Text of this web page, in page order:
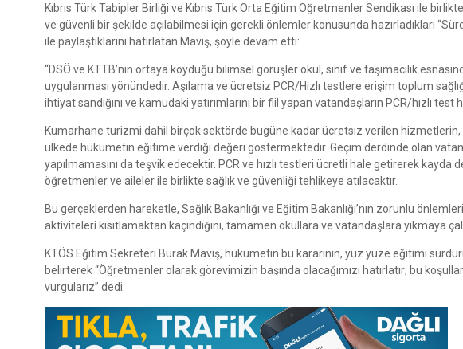
Kıbrıs Türk Tabipler Birliği ve Kıbrıs Türk Orta Eğitim Öğretmenler Sendikası ile
ve güvenli bir şekilde açılabilmesi için gerekli önlemler konusunda hazırladıkları
ile paylaştıklarını hatırlatan Maviş, şöyle devam etti:
“DSÖ ve KTTB’nin ortaya koyduğu bilimsel görüşler okul, sınıf ve taşımacılık
uygulanması yönündedir. Aşılama ve ücretsiz PCR/Hızlı testlere erişim toplum
ihtiyat sandığını ve kamudaki yatırımlarını bir fiil yapan vatandaşların PCR/hızlı
Kumarhane turizmi dahil birçok sektörde bugüne kadar ücretsiz verilen hizmetlerin,
ülkede hükümetin eğitime verdiği değeri göstermektedir. Geçim derdinde olan
yapılmamasını da teşvik edecektir. PCR ve hızlı testleri ücretli hale getirerek kayda
öğretmenler ve aileler ile birlikte sağlık ve güvenliği tehlikeye atılacaktır.
Bu gerçeklerden hareketle, Sağlık Bakanlığı ve Eğitim Bakanlığı’nın zorunlu
aktiviteleri kısıtlamaktan kaçındığını, tamamen okullara ve vatandaşlara yıkmaya
KTÖS Eğitim Sekreteri Burak Maviş, hükümetin bu kararının, yüz yüze eğitimi
belirterek “Öğretmenler olarak görevimizin başında olacağımızı hatırlatır; bu
vurgularız” dedi.